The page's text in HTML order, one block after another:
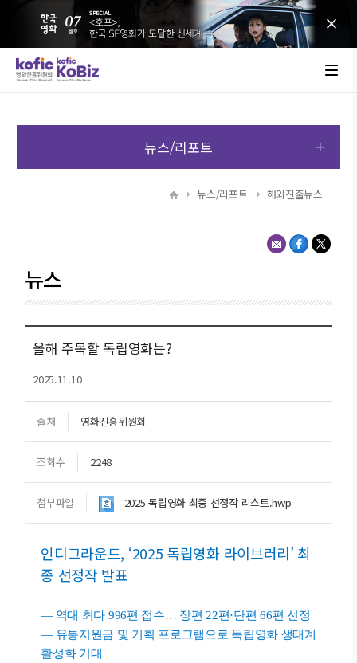
뉴스/리포트
뉴스/리포트 해외진출뉴스
뉴스
올해 주목할 독립영화는?
2025.11.10
출처 영화진흥위원회
조회수 2248
첨부파일 2025 독립영화 최종 선정작 리스트.hwp
인디그라운드, ‘2025 독립영화 라이브러리’ 최
종 선정작 발표
— 역대 최다 996편 접수… 장편 22편·단편 66편 선정
— 유통지원금 및 기획 프로그램으로 독립영화 생태계
활성화 기대